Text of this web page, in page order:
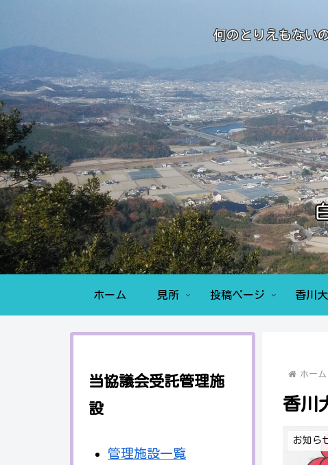
何のとりえもない
ホーム 見所 投稿ページ 香川
ホーム
香川
お知ら
当協議会受託管理施
設
管理施設一覧